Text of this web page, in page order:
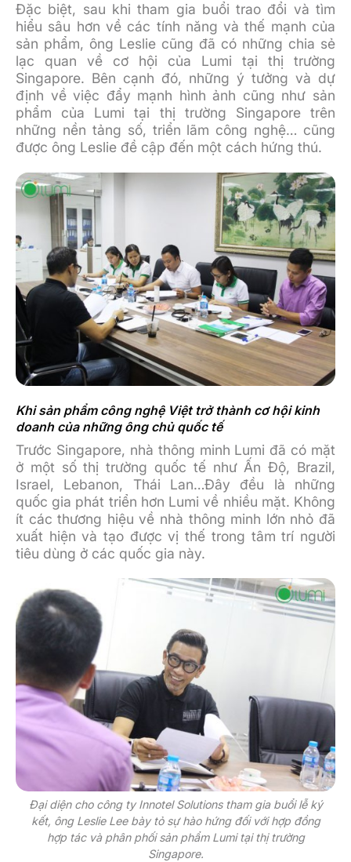
Đặc biệt, sau khi tham gia buổi trao đổi và tìm
hiểu sâu hơn về các tính năng và thế mạnh của
sản phẩm, ông Leslie cũng đã có những chia sẻ
lạc quan về cơ hội của Lumi tại thị trường
Singapore. Bên cạnh đó, những ý tưởng và dự
định về việc đẩy mạnh hình ảnh cũng như sản
phẩm của Lumi tại thị trường Singapore trên
những nền tảng số, triển lãm công nghệ… cũng
được ông Leslie đề cập đến một cách hứng thú.
Khi sản phẩm công nghệ Việt trở thành cơ hội kinh
doanh của những ông chủ quốc tế
Trước Singapore, nhà thông minh Lumi đã có mặt
ở một số thị trường quốc tế như Ấn Độ, Brazil,
Israel, Lebanon, Thái Lan…Đây đều là những
quốc gia phát triển hơn Lumi về nhiều mặt. Không
ít các thương hiệu về nhà thông minh lớn nhỏ đã
xuất hiện và tạo được vị thế trong tâm trí người
tiêu dùng ở các quốc gia này.
Đại diện cho công ty Innotel Solutions tham gia buổi lễ ký
kết, ông Leslie Lee bày tỏ sự hào hứng đối với hợp đồng
hợp tác và phân phối sản phẩm Lumi tại thị trường
Singapore.